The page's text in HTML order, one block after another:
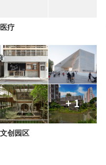
医疗
+ 1
文创园区